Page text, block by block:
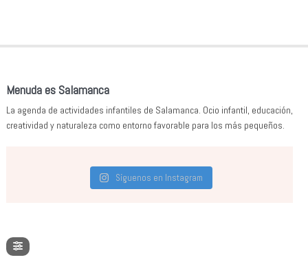
Menuda es Salamanca
La agenda de actividades infantiles de Salamanca. Ocio infantil, educación,
creatividad y naturaleza como entorno favorable para los más pequeños.
Síguenos en Instagram